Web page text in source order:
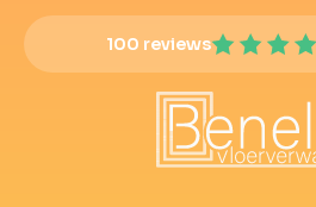
100 reviews